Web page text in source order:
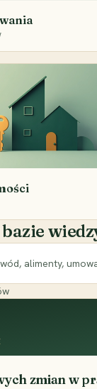
zmian w